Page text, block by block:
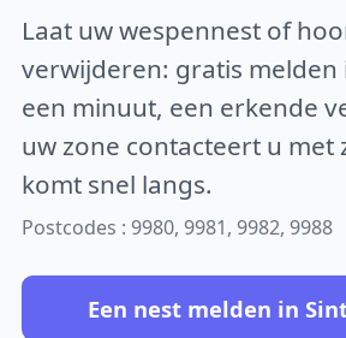
Laat uw wespennest of
verwijderen: gratis melden
een minuut, een erkende
uw zone contacteert u met
komt snel langs.
Postcodes : 9980, 9981, 9982, 9988
Een nest melden in